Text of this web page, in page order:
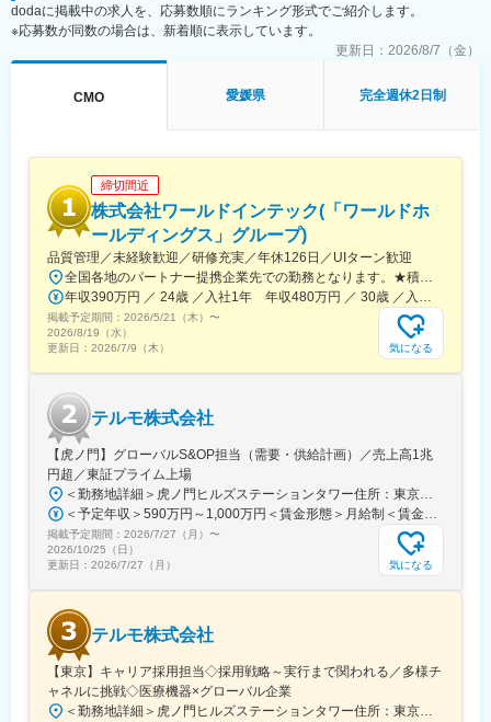
■担当製品：
心臓や下肢の血管の病気に対し、カテーテルを用いて治療する
「バスキュラーインターベンション（血管内カテーテル治療）」
肝臓がんの化学療法「インターベンショナルオンコロジー」に関
医師が求める操作性や品質を追求するとともに、患者さんの身体
https://www.terumo.co.jp/business/tis
■配属エリア：
国内支店のいずれかの配属となります。それぞれ在籍拠点をベー
スにチームでエリアを担当しています。業務を通じた「感動」と
「成長」を大事にする職場でチーム活動を重視した風土です。
■担当に関して：
大学病院などの基幹病院を担当いただきます。
■仕事の魅力：
治療部位や手順に合わせて多様な製品を展開する中で、患者さん
には治療効果とQOLの向上を、ドクターには手技において最大限
のパフォーマンスを発揮できる製品を提供することを目指してい
ます。中でもMRは製品情報提供のみならず、販売した医療機器が
安全に使用されるために研修会を開催しり、使用にあたってのト
レーニングの機会を提供するなど重要な役割を担っているため、
やりがいを感じられます。
dodaに掲載中の求人を、応募数順にランキング形式でご紹介します。
※応募数が同数の場合は、新着順に表示しています。
更新日： 2026/8/7（金）
CMO 愛媛県 完全週休2日制
締切間近
株式会社ワールドインテック(「ワールドホ
ールディングス」グループ)
品質管理／未経験歓迎／研修充実／年休126日／UIターン歓迎
全国各地のパートナー提携企業先での勤務となります。★積極採用中エリア東京・神奈川・千葉・埼玉・大阪・京都・滋賀・兵庫・愛知・三重・福岡※北海道・沖縄県を除く45都府県に多彩なプロジェクトを用意。※勤務地は希望を最大限考慮して決定します。※U・Iターン歓迎！住宅補助あり（月6万7000円まで会社補助）＼NEW！エリア制度導入／全国でスキルを伸ばしたい方も、好きな場所で研究をしたい方も、ご希望をお聞かせください！詳細は選考時にご案内いたします。【配属先企業の一例】中外製薬株式会社中外製薬工業株式会社株式会社明治堺化学工業株式会社日本化薬株式会社日東電工株式会社 豊橋事業所ニプロファーマ株式会社 大舘工場株式会社カネカ株式会社DNPファインケミカル宇都宮株式会社中外医科学研究所東邦チタニウム株式会社高田製薬株式会社株式会社理研ジェネシス株式会社マテリアルゲート三井化学EMS株式会社株式会社エネコート 他
年収390万円 ／ 24歳 ／入社1年 年収480万円 ／ 30歳 ／入社6年
掲載予定期間： 2026/5/21（木） 〜
2026/8/19（水）
更新日： 2026/7/9（木） 気になる
テルモ株式会社
【虎ノ門】グローバルS&OP担当（需要・供給計画）／売上高1兆
円超／東証プライム上場
＜勤務地詳細＞虎ノ門ヒルズステーションタワー住所：東京都港区虎ノ門２丁目６－１ 虎ノ門ヒルズ ステーションタワー 受動喫煙対策：敷地内喫煙可能場所あり変更の範囲：会社の定める事業所
＜予定年収＞590万円～1,000万円＜賃金形態＞月給制＜賃金内訳＞月額（基本給）：279,000円～534,000円＜月給＞279,000円～534,000円＜昇給有無＞有＜残業手当＞有＜給与補足＞※上記年収はあくまでも目安の金額であり、選考を通じて経験、能力等を考慮し同社規定により決定します。■賞与あり（年2回）■昇給・昇格あり（年1回）■職位：一般職～主任職賃金はあくまでも目安の金額であり、選考を通じて上下する可能性があります。月給(月額)は固定手当を含めた表記です。
掲載予定期間： 2026/7/27（月） 〜
2026/10/25（日）
更新日： 2026/7/27（月） 気になる
テルモ株式会社
【東京】キャリア採用担当◇採用戦略～実行まで関われる／多様チ
ャネルに挑戦◇医療機器×グローバル企業
＜勤務地詳細＞虎ノ門ヒルズステーションタワー住所：東京都港区虎ノ門２丁目６－１ 虎ノ門ヒルズ ステーションタワー 受動喫煙対策：敷地内喫煙可能場所あり変更の範囲：会社の定める事業所